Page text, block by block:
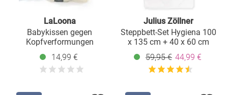
LaLoona
Babykissen gegen
Kopfverformungen
14,99 €
Julius Zöllner
Steppbett-Set Hygiena 100
x 135 cm + 40 x 60 cm
59,95 € 44,99 €